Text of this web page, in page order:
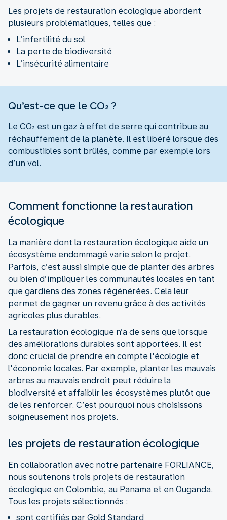
Les projets de restauration écologique abordent
plusieurs problématiques, telles que :
L’infertilité du sol
La perte de biodiversité
L’insécurité alimentaire
Qu’est-ce que le CO₂ ?
Le CO₂ est un gaz à effet de serre qui contribue au
réchauffement de la planète. Il est libéré lorsque des
combustibles sont brûlés, comme par exemple lors
d’un vol.
Comment fonctionne la restauration
écologique
La manière dont la restauration écologique aide un
écosystème endommagé varie selon le projet.
Parfois, c’est aussi simple que de planter des arbres
ou bien d’impliquer les communautés locales en tant
que gardiens des zones régénérées. Cela leur
permet de gagner un revenu grâce à des activités
agricoles plus durables.
La restauration écologique n’a de sens que lorsque
des améliorations durables sont apportées. Il est
donc crucial de prendre en compte l'écologie et
l'économie locales. Par exemple, planter les mauvais
arbres au mauvais endroit peut réduire la
biodiversité et affaiblir les écosystèmes plutôt que
de les renforcer. C’est pourquoi nous choisissons
soigneusement nos projets.
les projets de restauration écologique
En collaboration avec notre partenaire FORLIANCE,
nous soutenons trois projets de restauration
écologique en Colombie, au Panama et en Ouganda.
Tous les projets sélectionnés :
sont certifiés par Gold Standard